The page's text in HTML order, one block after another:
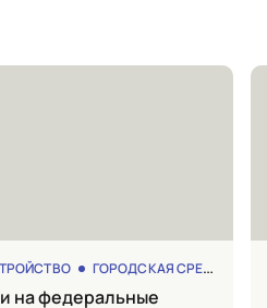
ГОРОДСКАЯ СРЕДА